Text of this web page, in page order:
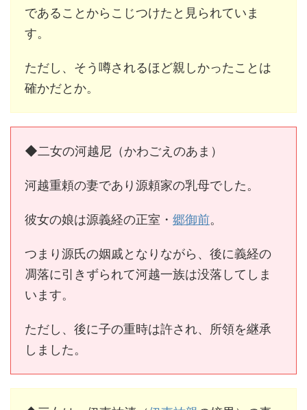
であることからこじつけたと見られていま
す。
ただし、そう噂されるほど親しかったことは
確かだとか。
◆二女の河越尼（かわごえのあま）
河越重頼の妻であり源頼家の乳母でした。
彼女の娘は源義経の正室・ 郷御前。
つまり源氏の姻戚となりながら、後に義経の
凋落に引きずられて河越一族は没落してしま
います。
ただし、後に子の重時は許され、所領を継承
しました。